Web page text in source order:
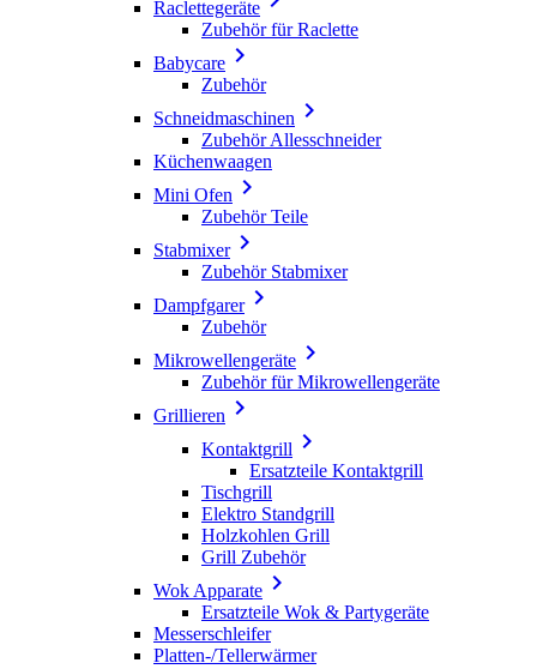
Raclettegeräte
Zubehör für Raclette
Babycare 
Zubehör
Schneidmaschinen 
Zubehör Allesschneider
Küchenwaagen
Mini Ofen 
Zubehör Teile
Stabmixer
Zubehör Stabmixer
Dampfgarer
Zubehör
Mikrowellengeräte 
Zubehör für Mikrowellengeräte
Grillieren 
Kontaktgrill 
Ersatzteile Kontaktgrill
Tischgrill
Elektro Standgrill
Holzkohlen Grill
Grill Zubehör
Wok Apparate 
Ersatzteile Wok & Partygeräte
Messerschleifer
Platten-/Tellerwärmer